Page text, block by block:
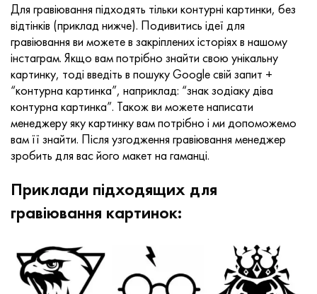
Для гравіювання підходять тільки контурні картинки, без
відтінків (приклад нижче). Подивитись ідеї для
гравіювання ви можете в закріплених історіях в нашому
інстаграм. Якщо вам потрібно знайти свою унікальну
картинку, тоді введіть в пошуку Google свій запит +
“контурна картинка”, наприклад: “знак зодіаку діва
контурна картинка”. Також ви можете написати
менеджеру яку картинку вам потрібно і ми допоможемо
вам її знайти. Після узгодження гравіювання менеджер
зробить для вас його макет на гаманці.
Приклади підходящих для
гравіювання картинок: